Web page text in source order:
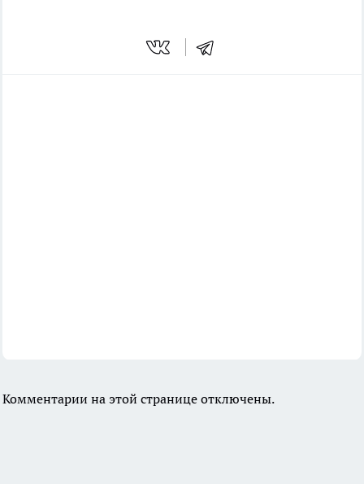
Комментарии на этой странице отключены.